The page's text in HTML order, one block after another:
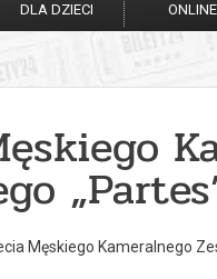
DLA DZIECI ONLINE
Męskiego Kameralnego